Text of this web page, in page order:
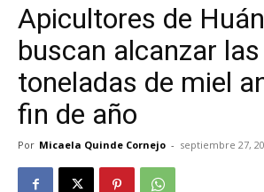
Apicultores de
buscan alcanzar
toneladas de miel
fin de año
Por Micaela Quinde Cornejo - septiembre 27,